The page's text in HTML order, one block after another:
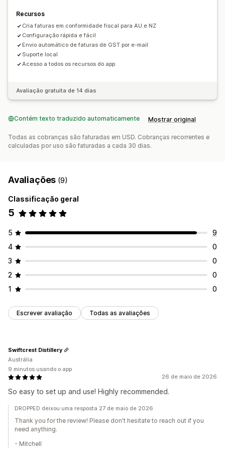
Recursos
Cria faturas em conformidade fiscal para AU e NZ
Configuração rápida e fácil
Envio automático de faturas de GST por e-mail
Suporte local
Acesso a todos os recursos do app
Avaliação gratuita de 14 dias
Contém texto traduzido automaticamente Mostrar original
Todas as cobranças são faturadas em USD. Cobranças recorrentes e
calculadas por uso são faturadas a cada 30 dias.
Avaliações (9)
Classificação geral
5
5
9
4
0
3
0
2
0
1
0
Escrever avaliação Todas as avaliações
26 de maio de 2026
So easy to set up and use! Highly recommended.
Swiftcrest Distillery
Austrália
9 minutos usando o app
DROPPED deixou uma resposta 27 de maio de 2026
Thank you for the review! Please don't hesitate to reach out if you
need anything.
- Mitchell